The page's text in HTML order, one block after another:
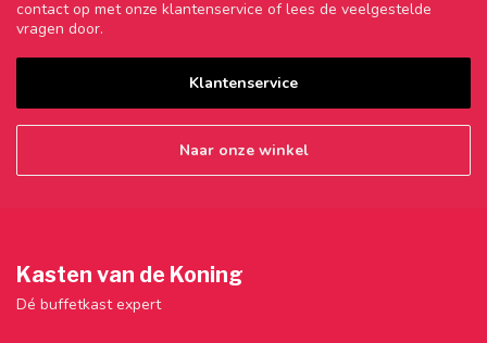
contact op met onze klantenservice of lees de veelgestelde
vragen door.
Klantenservice
Naar onze winkel
Kasten van de Koning
Dé buffetkast expert